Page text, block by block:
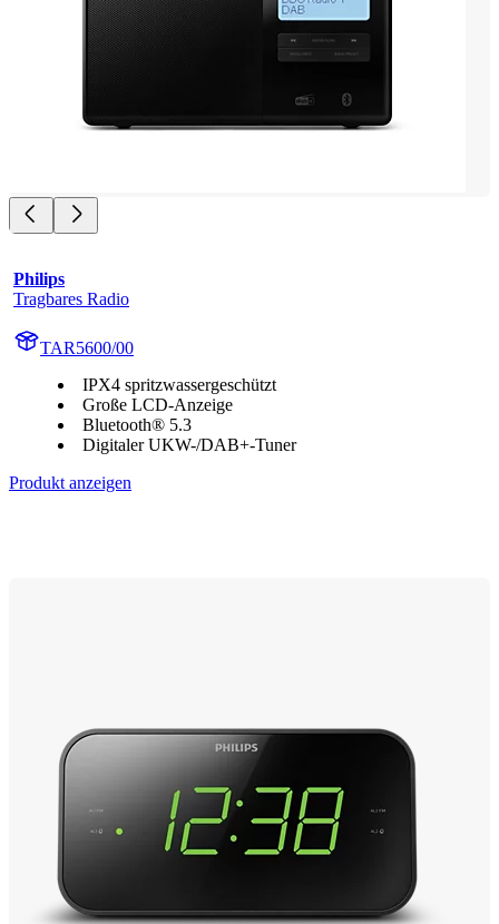
Philips
Tragbares Radio
TAR5600/00
IPX4 spritzwassergeschützt
Große LCD-Anzeige
Bluetooth® 5.3
Digitaler UKW-/DAB+-Tuner
Produkt anzeigen